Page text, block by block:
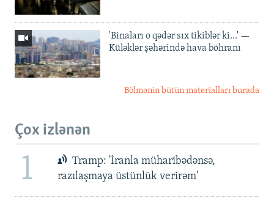
'Binaları o qədər sıx tikiblər ki...' —
Küləklər şəhərində hava böhranı
Bölmənin bütün materialları burada
Çox izlənən
1
Tramp: 'İranla müharibədənsə,
razılaşmaya üstünlük verirəm'